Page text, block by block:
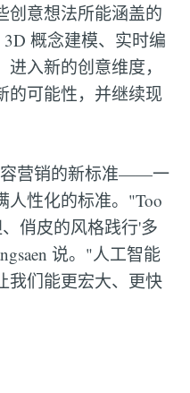
创意想法所能涵盖的
3D 概念建模、实时编
入新的创意维度，
的可能性，并继续现
容营销的新标准——一
人性化的标准。"Too
俏皮的风格践行'多
说。"人工智能
我们能更宏大、更快